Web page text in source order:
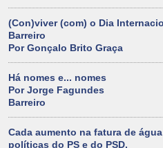
(Con)viver (com) o Dia
Barreiro
Por Gonçalo Brito Graça
Há nomes e... nomes
Por Jorge Fagundes
Barreiro
Cada aumento na fatura de
políticas do PS e do PSD.